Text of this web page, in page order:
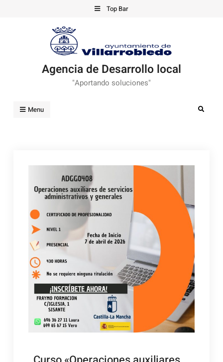
Top Bar
Agencia de Desarrollo local
"Aportando soluciones"
Menu Search